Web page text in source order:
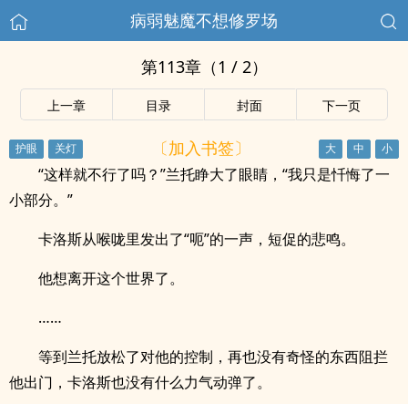
病弱魅魔不想修罗场
第113章（1 / 2）
上一章 目录 封面 下一页
〔加入书签〕
“这样就不行了吗？”兰托睁大了眼睛，“我只是忏悔了一
小部分。”
卡洛斯从喉咙里发出了“呃”的一声，短促的悲鸣。
他想离开这个世界了。
……
等到兰托放松了对他的控制，再也没有奇怪的东西阻拦
他出门，卡洛斯也没有什么力气动弹了。